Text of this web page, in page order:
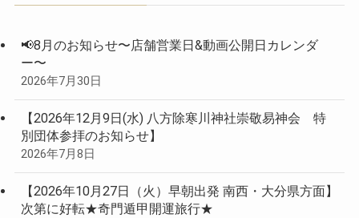
📢8月のお知らせ〜店舗営業日&動画公開日カレンダ
ー〜
2026年7月30日
【2026年12月9日(水) 八方除寒川神社崇敬易神会 特
別団体参拝のお知らせ】
2026年7月8日
【2026年10月27日（火）早朝出発 南西・大分県方面】
次第に好転★奇門遁甲開運旅行★